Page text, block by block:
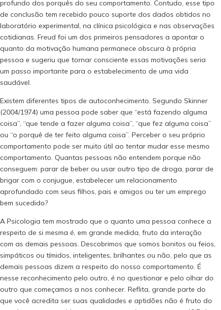
profundo dos porquês do seu comportamento. Contudo, esse tipo
de conclusão tem recebido pouco suporte dos dados obtidos no
laboratório experimental, na clínica psicológica e nas observações
cotidianas. Freud foi um dos primeiros pensadores a apontar o
quanto da motivação humana permanece obscura à própria
pessoa e sugeriu que tornar consciente essas motivações seria
um passo importante para o estabelecimento de uma vida
saudável.
Existem diferentes tipos de autoconhecimento. Segundo Skinner
(2004/1974) uma pessoa pode saber que “está fazendo alguma
coisa”, “que tende a fazer alguma coisa”, “que fez alguma coisa”
ou “o porquê de ter feito alguma coisa”. Perceber o seu próprio
comportamento pode ser muito útil ao tentar mudar esse mesmo
comportamento. Quantas pessoas não entendem porque não
conseguem: parar de beber ou usar outro tipo de droga, parar de
brigar com o conjugue, estabelecer um relacionamento
aprofundado com seus filhos, pais e amigos ou ter um emprego
bem sucedido?
A Psicologia tem mostrado que o quanto uma pessoa conhece a
respeito de si mesma é, em grande medida, fruto da interação
com as demais pessoas. Descobrimos que somos bonitos ou feios,
simpáticos ou tímidos, inteligentes, brilhantes ou não, pelo que as
demais pessoas dizem a respeito do nosso comportamento. É
nesse reconhecimento pelo outro, é no questionar e pelo olhar do
outro que começamos a nos conhecer. Reflita, grande parte do
que você acredita ser suas qualidades e aptidões não é fruto do